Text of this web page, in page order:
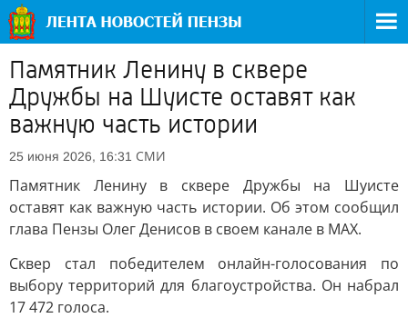
Памятник Ленину в сквере
Дружбы на Шуисте оставят как
важную часть истории
25 июня 2026, 16:31 СМИ
Памятник Ленину в сквере Дружбы на Шуисте
оставят как важную часть истории. Об этом сообщил
глава Пензы Олег Денисов в своем канале в МАХ.
Сквер стал победителем онлайн-голосования по
выбору территорий для благоустройства. Он набрал
17 472 голоса.